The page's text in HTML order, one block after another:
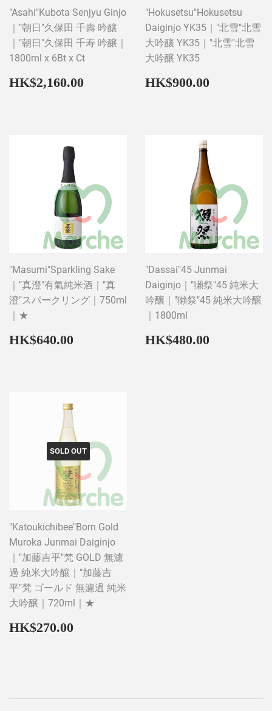
"Asahi"Kubota Senjyu Ginjo
｜"朝日"久保田 千壽 吟釀
｜"朝日"久保田 千寿 吟醸｜
1800ml x 6Bt x Ct
Regular
price
HK$2,160.00 HK$2,160.00
"Hokusetsu"Hokusetsu
Daiginjo YK35｜"北雪"北雪
大吟釀 YK35｜"北雪"北雪
大吟醸 YK35
Regular
price
HK$900.00
"Masumi"Sparkling Sake
｜"真澄"有氣純米酒｜"真
澄"スパークリング｜750ml
｜★
Regular
price
HK$640.00 HK$640.00
"Dassai"45 Junmai
Daiginjo｜"獺祭"45 純米大
吟釀｜"獺祭"45 純米大吟醸
｜1800ml
Regular
price
HK$480.00
SOLD OUT
"Katoukichibee"Born Gold
Muroka Junmai Daiginjo
｜"加藤吉平"梵 GOLD 無濾
過 純米大吟釀｜"加藤吉
平"梵 ゴールド 無濾過 純米
大吟醸｜720ml｜★
Regular
price
HK$270.00